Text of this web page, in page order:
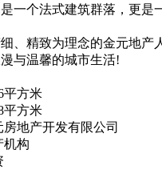
个法式建筑群落，更是一
精致为理念的金元地产人
与温馨的城市生活!
平方米
平方米
地产开发有限公司
机构